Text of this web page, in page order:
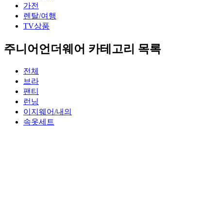
가전
렌탈/여행
TV상품
주니어언더웨어 카테고리 목록
전체
브라
팬티
런닝
이지웨어/내의
속옷세트